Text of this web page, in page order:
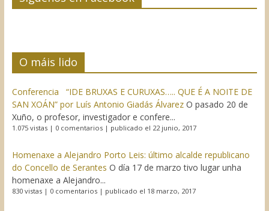
O máis lido
Conferencia “IDE BRUXAS E CURUXAS….. QUE É A NOITE DE
SAN XOÁN” por Luís Antonio Giadás Álvarez O pasado 20 de
Xuño, o profesor, investigador e confere...
1.075 vistas| 0 comentarios| publicado el 22 junio, 2017
Homenaxe a Alejandro Porto Leis: último alcalde republicano
do Concello de Serantes O día 17 de marzo tivo lugar unha
homenaxe a Alejandro...
830 vistas| 0 comentarios| publicado el 18 marzo, 2017